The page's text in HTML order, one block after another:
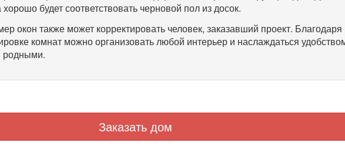
будет соответствовать черновой пол из досок.
окон также может корректировать человек, заказавший проект. Благодаря
комнат можно организовать любой интерьер и наслаждаться
родными.
Заказать дом